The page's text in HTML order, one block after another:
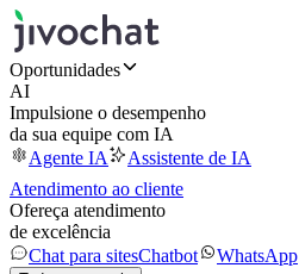
Oportunidades
AI
Impulsione o desempenho
da sua equipe com IA
Agente IA
Assistente de IA
Atendimento ao cliente
Ofereça atendimento
de excelência
Chat para sitesChatbot WhatsApp